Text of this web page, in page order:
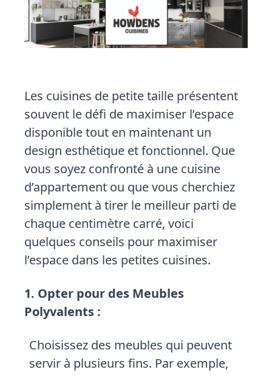
Les cuisines de petite taille présentent
souvent le défi de maximiser l’espace
disponible tout en maintenant un
design esthétique et fonctionnel. Que
vous soyez confronté à une cuisine
d’appartement ou que vous cherchiez
simplement à tirer le meilleur parti de
chaque centimètre carré, voici
quelques conseils pour maximiser
l’espace dans les petites cuisines.
1. Opter pour des Meubles
Polyvalents :
Choisissez des meubles qui peuvent
servir à plusieurs fins. Par exemple,